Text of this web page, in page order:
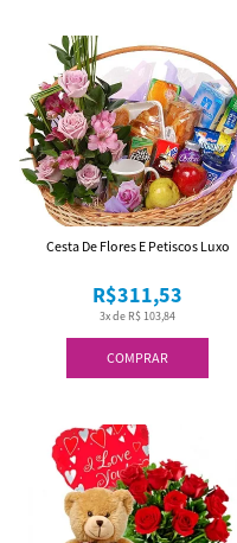
COMPRAR
3x de R$ 103,84
R$311,53
Cesta De Flores E Petiscos Luxo